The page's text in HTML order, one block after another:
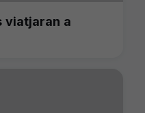
viatjaran a